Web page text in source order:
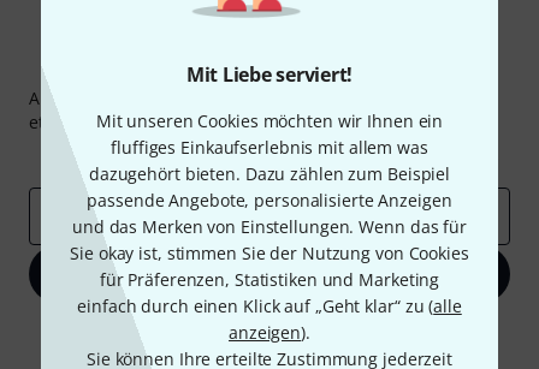
Mit Liebe serviert!
Mit unseren Cookies möchten wir Ihnen ein
fluffiges Einkaufserlebnis mit allem was
dazugehört bieten. Dazu zählen zum Beispiel
passende Angebote, personalisierte Anzeigen
und das Merken von Einstellungen. Wenn das für
Sie okay ist, stimmen Sie der Nutzung von Cookies
für Präferenzen, Statistiken und Marketing
einfach durch einen Klick auf „Geht klar“ zu (alle
anzeigen).
Sie können Ihre erteilte Zustimmung jederzeit
Thomann Newsletter
Abonniere den Thomann Newsletter und gewinne mit
etwas Glück einen von50 Gutscheinenüber jeweils
Inspirierende Beiträge
Deals Thomann Insights
E-Mail-Adresse *
Jetzt anmelden
Mit Klick auf „Jetzt anmelden“ stimmen Sie dem Erhalt von E-Mail-
Werbung und einer Messung des E-Mail-Nutzungsverhaltens zu. Die